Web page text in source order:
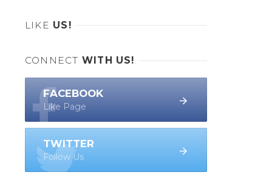
LIKE US!
CONNECT WITH US!
FACEBOOK
Like Page
TWITTER
Follow Us